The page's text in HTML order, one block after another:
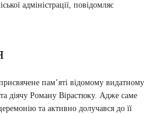
адміністрації, повідомляє
пам’яті відомому видатному
діячу Роману Вірастюку. Адже саме
та активно долучався до її